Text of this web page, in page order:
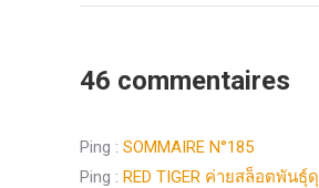
46 commentaires
Ping : SOMMAIRE N°185
Ping : RED TIGER ค่ายสล็อตพันธุ์ดุ